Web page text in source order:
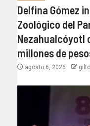
Delfina Gómez
Zoológico del
Nezahualcóyotl
millones de
agosto 6, 2026